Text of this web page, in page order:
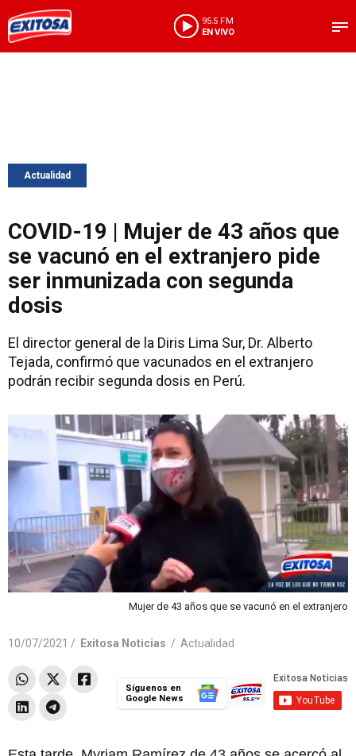
95.5 FM
EN VIVO
Actualidad
COVID-19 | Mujer de 43 años que
se vacunó en el extranjero pide
ser inmunizada con segunda
dosis
El director general de la Diris Lima Sur, Dr. Alberto
Tejada, confirmó que vacunados en el extranjero
podrán recibir segunda dosis en Perú.
Mujer de 43 años que se vacunó en el extranjero
10/07/2021 / Exitosa Noticias / Actualidad
Síguenos en
Google News